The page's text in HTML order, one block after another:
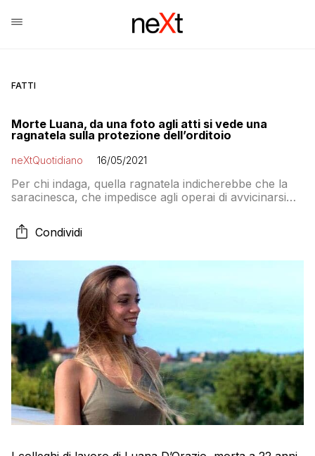
FATTI
Morte Luana, da una foto agli atti si vede una
ragnatela sulla protezione dell’orditoio
neXtQuotidiano 16/05/2021
Per chi indaga, quella ragnatela indicherebbe che la
saracinesca, che impedisce agli operai di avvicinarsi
abbassata da tempo
Condividi